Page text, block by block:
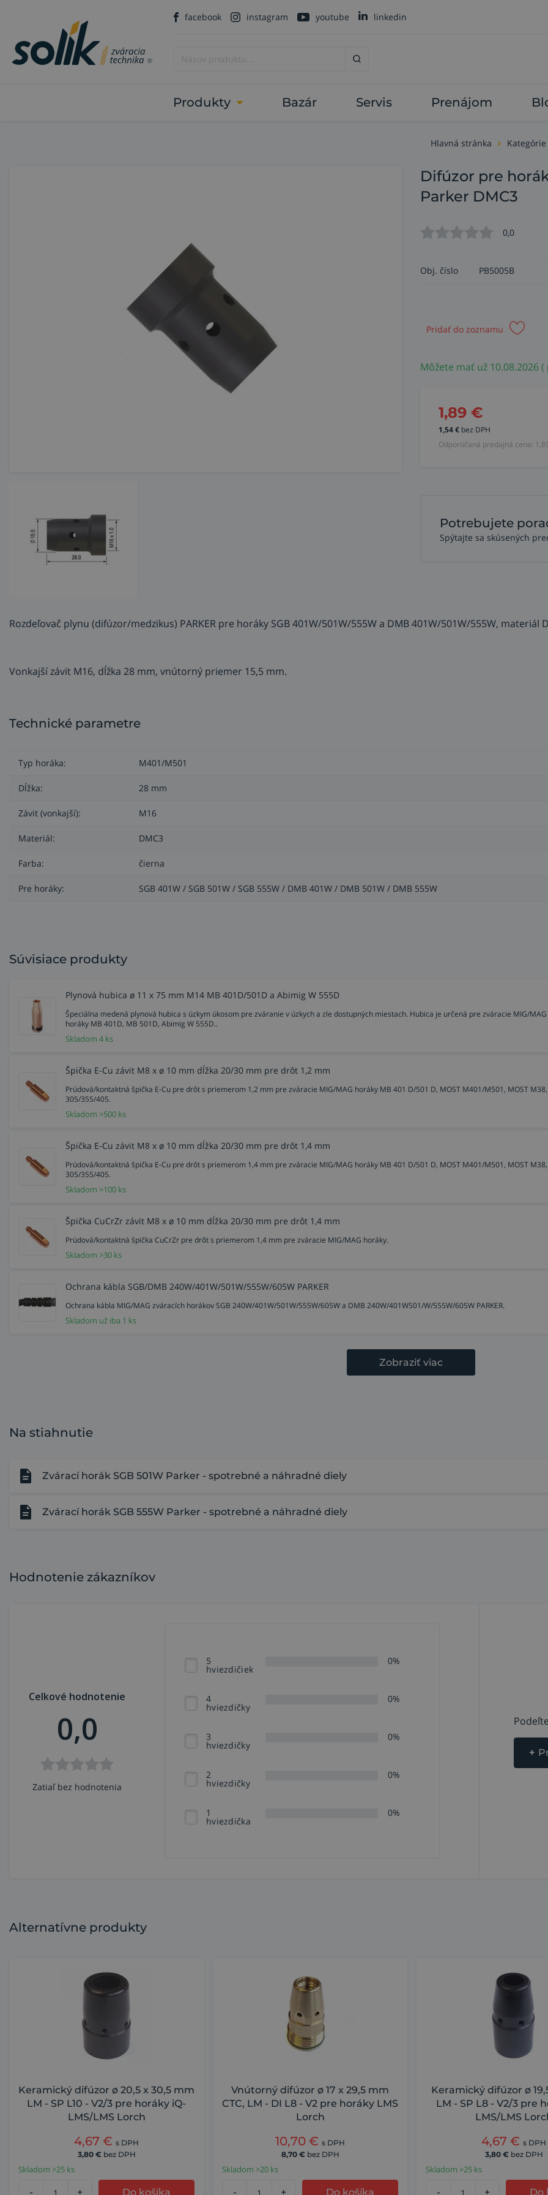
facebook instagram youtube linkedin
Produkty Bazár Servis Prenájom
Hlavná stránka Kategórie
Difúzor pre
Parker DMC3
0,0
Obj. číslo PB5005B
Pridať do zoznamu
Môžete mať už 10.08.2026
1,89 €
1,54€ bez DPH
Odporúčaná predajná cena:
Potrebujete
Spýtajte sa skúsených
Rozdeľovač plynu (difúzor/medzikus) PARKER pre horáky SGB 401W/501W/555W a DMB 401W/501W/555W, materiál
Vonkajší závit M16, dĺžka 28 mm, vnútorný priemer 15,5 mm.
Technické parametre
Typ horáka: M401/M501
Dĺžka: 28 mm
Závit (vonkajší): M16
Materiál: DMC3
Farba: čierna
Pre horáky: SGB 401W / SGB 501W / SGB 555W / DMB 401W / DMB 501W / DMB 555W
Súvisiace produkty
Plynová hubica ø 11 x 75 mm M14 MB 401D/501D a Abimig W 555D
Špeciálna medená plynová hubica s úzkym úkosom pre zváranie v úzkych a zle dostupných miestach. Hubica je určená pre zváracie MIG/MAG
horáky MB 401D, MB 501D, Abimig W 555D..
Skladom 4 ks
Špička E-Cu závit M8 x ø 10 mm dĺžka 20/30 mm pre drôt 1,2 mm
Prúdová/kontaktná špička E-Cu pre drôt s priemerom 1,2 mm pre zváracie MIG/MAG horáky MB 401 D/501 D, MOST M401/M501, MOST
305/355/405.
Skladom >500 ks
Špička E-Cu závit M8 x ø 10 mm dĺžka 20/30 mm pre drôt 1,4 mm
Prúdová/kontaktná špička E-Cu pre drôt s priemerom 1,4 mm pre zváracie MIG/MAG horáky MB 401 D/501 D, MOST M401/M501, MOST
305/355/405.
Skladom >100 ks
Špička CuCrZr závit M8 x ø 10 mm dĺžka 20/30 mm pre drôt 1,4 mm
Prúdová/kontaktná špička CuCrZr pre drôt s priemerom 1,4 mm pre zváracie MIG/MAG horáky.
Skladom >30 ks
Ochrana kábla SGB/DMB 240W/401W/501W/555W/605W PARKER
Ochrana kábla MIG/MAG zváracích horákov SGB 240W/401W/501W/555W/605W a DMB 240W/401W501/W/555W/605W PARKER.
Skladom už iba 1 ks
Zobraziť viac
Na stiahnutie
Zvárací horák SGB 501W Parker - spotrebné a náhradné diely
Zvárací horák SGB 555W Parker - spotrebné a náhradné diely
Hodnotenie zákazníkov
Celkové hodnotenie
0,0
Zatiaľ bez hodnotenia
5
hviezdičiek
0%
4
hviezdičky
0%
3
hviezdičky
0%
2
hviezdičky
0%
1
hviezdička
0%
+
Alternatívne produkty
Keramický difúzor ø 20,5 x 30,5 mm
LM - SP L10 - V2/3 pre horáky iQ-
LMS/LMS Lorch
4,67 € s DPH
3,80 € bez DPH
Skladom >25 ks
- + Do košíka
Vnútorný difúzor ø 17 x 29,5 mm
CTC, LM - DI L8 - V2 pre horáky LMS
Lorch
10,70 € s DPH
8,70 € bez DPH
Skladom >20 ks
- + Do košíka
Keramický difúzor ø
LM - SP L8 - V2/3 pre
LMS/LMS
4,67 € s DPH
3,80 € bez DPH
Skladom >25 ks
- + Do